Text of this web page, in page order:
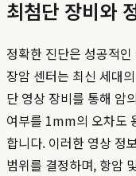
최첨단 장비와
정확한 진단은 성공적
장암 센터는 최신 세대
단 영상 장비를 통해 암
여부를 1mm의 오차도
합니다. 이러한 영상 정
범위를 결정하며, 항암